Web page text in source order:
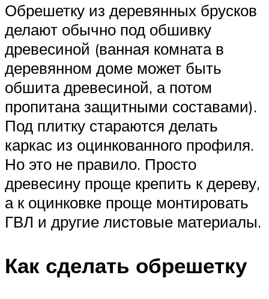
Обрешетку из деревянных брусков
делают обычно под обшивку
древесиной (ванная комната в
деревянном доме может быть
обшита древесиной, а потом
пропитана защитными составами).
Под плитку стараются делать
каркас из оцинкованного профиля.
Но это не правило. Просто
древесину проще крепить к дереву,
а к оцинковке проще монтировать
ГВЛ и другие листовые материалы.
Как сделать обрешетку